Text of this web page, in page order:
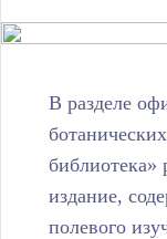
В разделе
библиотека»
издание,
полевого